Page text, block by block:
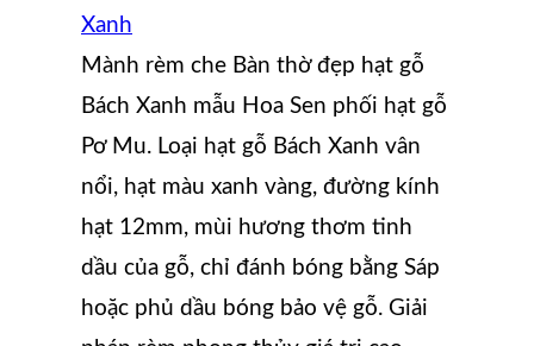
Mành rèm che Bàn thờ đẹp hạt gỗ
Bách Xanh mẫu Hoa Sen phối hạt gỗ
Pơ Mu. Loại hạt gỗ Bách Xanh vân
nổi, hạt màu xanh vàng, đường kính
hạt 12mm, mùi hương thơm tinh
dầu của gỗ, chỉ đánh bóng bằng Sáp
hoặc phủ dầu bóng bảo vệ gỗ. Giải